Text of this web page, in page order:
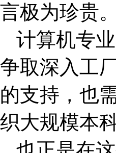
言极为珍贵。
计算机专
争取深入工
的支持，也
织大规模本